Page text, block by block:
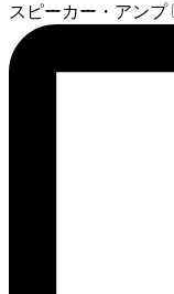
スピーカー・アンプ